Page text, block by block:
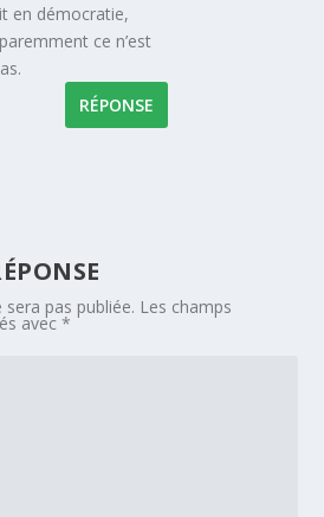
en démocratie,
ce n’est
RÉPONSE
pas publiée. Les champs
avec*